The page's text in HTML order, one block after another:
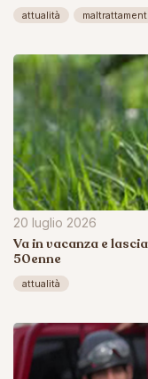
attualità
20 luglio 2026
Va in vacanza e
50enne
attualità